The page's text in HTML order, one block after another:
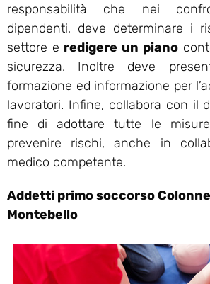
responsabilità che nei
dipendenti, deve determinare i
settore e redigere un piano
sicurezza. Inoltre deve
formazione ed informazione per
lavoratori. Infine, collabora con il
fine di adottare tutte le
prevenire rischi, anche in
medico competente.
Addetti primo soccorso
Montebello